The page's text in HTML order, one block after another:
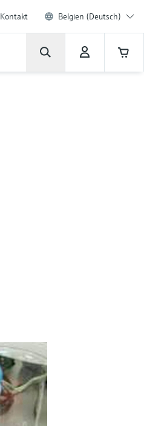
Kontakt Belgien (Deutsch)